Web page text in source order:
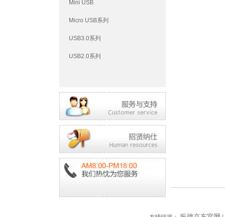
Mini USB
Micro USB系列
USB3.0系列
USB2.0系列